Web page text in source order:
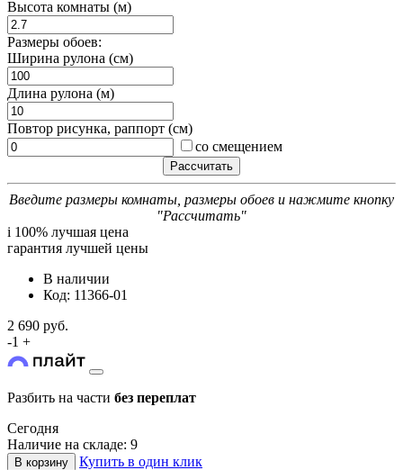
Высота комнаты (м)
Размеры обоев:
Ширина рулона (см)
Длина рулона (м)
Повтор рисунка, раппорт (см)
со смещением
Введите размеры комнаты, размеры обоев и нажмите кнопку
"Рассчитать"
i 100% лучшая цена
гарантия лучшей цены
В наличии
Код: 11366-01
2 690 руб.
-1 +
Разбить на части без переплат
Сегодня
Наличие на складе: 9
В корзину
Купить в один клик